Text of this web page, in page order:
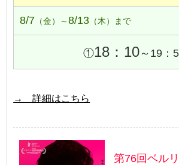
8/7 （金）～8/13 （木）まで
①18：10～19：
→ 詳細はこちら
第76回ベル